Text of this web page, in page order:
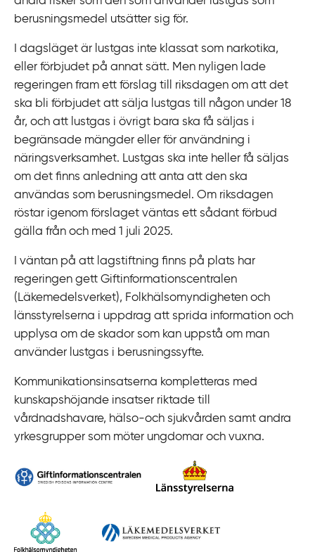
berusningsmedel utsätter sig för.
I dagsläget är lustgas inte klassat som narkotika,
eller förbjudet på annat sätt. Men nyligen lade
regeringen fram ett förslag till riksdagen om att det
ska bli förbjudet att sälja lustgas till någon under 18
år, och att lustgas i övrigt bara ska få säljas i
begränsade mängder eller för användning i
näringsverksamhet. Lustgas ska inte heller få säljas
om det finns anledning att anta att den ska
användas som berusningsmedel. Om riksdagen
röstar igenom förslaget väntas ett sådant förbud
gälla från och med 1 juli 2025.
I väntan på att lagstiftning finns på plats har
regeringen gett Giftinformationscentralen
(Läkemedelsverket), Folkhälsomyndigheten och
länsstyrelserna i uppdrag att sprida information och
upplysa om de skador som kan uppstå om man
använder lustgas i berusningssyfte.
Kommunikationsinsatserna kompletteras med
kunskapshöjande insatser riktade till
vårdnadshavare, hälso-och sjukvården samt andra
yrkesgrupper som möter ungdomar och vuxna.